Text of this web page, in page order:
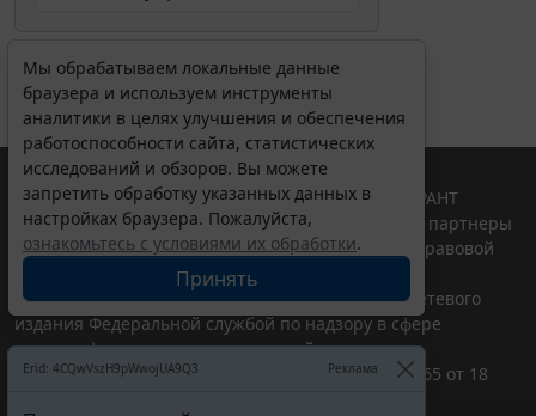
Мы обрабатываем локальные данные
браузера и используем инструменты
аналитики в целях улучшения и обеспечения
работоспособности сайта, статистических
исследований и обзоров. Вы можете
запретить обработку указанных данных в
настройках браузера. Пожалуйста,
ознакомьтесь с условиями их обработки.
Принять
Erid: 4CQwVszH9pWwojUA9Q3 Реклама
© ООО "НПП "ГАРАНТ-СЕРВИС", 2026. Система ГАРАНТ
выпускается с 1990 года. Компания "Гарант" и ее партнеры
являются участниками Российской ассоциации правовой
информации ГАРАНТ.
Портал ГАРАНТ.РУ зарегистрирован в качестве сетевого
издания Федеральной службой по надзору в сфере
связи,информационных технологий и массовых
коммуникаций (Роскомнадзором), Эл № ФС77-58365 от 18